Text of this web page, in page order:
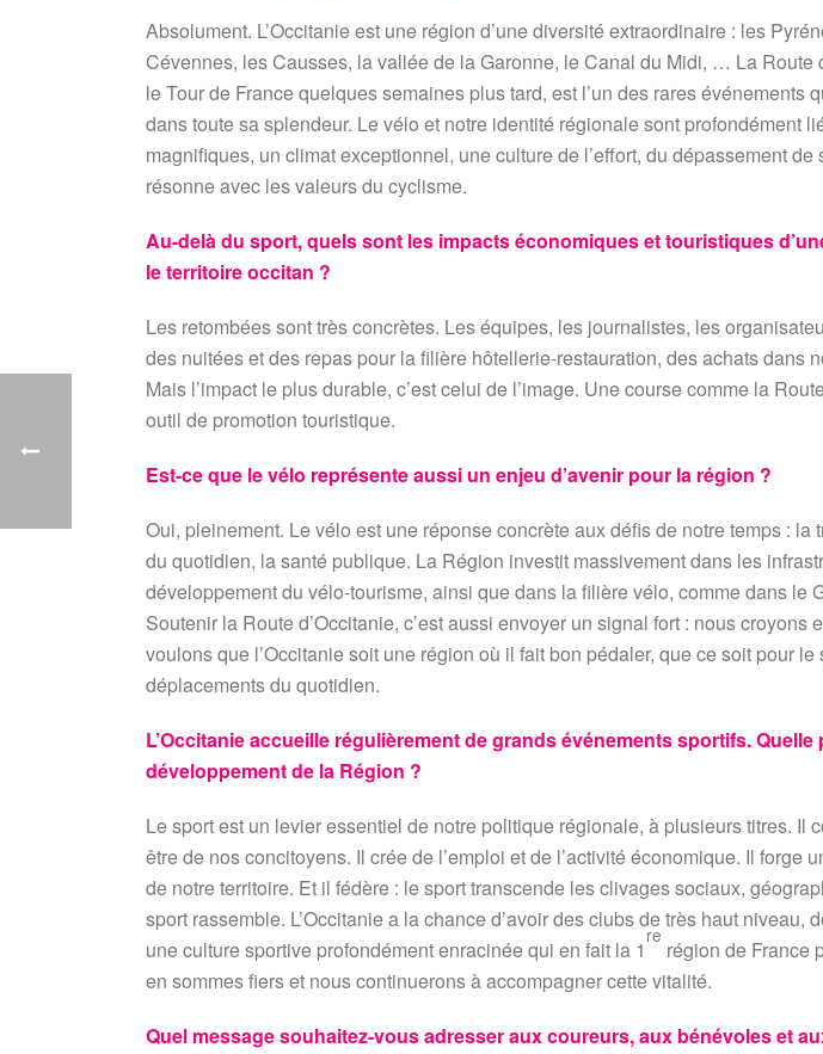
Absolument. L’Occitanie est une région d’une diversité extraordinaire : les
Cévennes, les Causses, la vallée de la Garonne, le Canal du Midi, … La Route
le Tour de France quelques semaines plus tard, est l’un des rares événements
dans toute sa splendeur. Le vélo et notre identité régionale sont profondément
magnifiques, un climat exceptionnel, une culture de l’effort, du dépassement
résonne avec les valeurs du cyclisme.
Au-delà du sport, quels sont les impacts économiques et touristiques
le territoire occitan ?
Les retombées sont très concrètes. Les équipes, les journalistes, les
des nuitées et des repas pour la filière hôtellerie-restauration, des achats dans
Mais l’impact le plus durable, c’est celui de l’image. Une course comme la
outil de promotion touristique.
Est-ce que le vélo représente aussi un enjeu d’avenir pour la région ?
Oui, pleinement. Le vélo est une réponse concrète aux défis de notre temps :
du quotidien, la santé publique. La Région investit massivement dans les
développement du vélo-tourisme, ainsi que dans la filière vélo, comme dans le
Soutenir la Route d’Occitanie, c’est aussi envoyer un signal fort : nous croyons
voulons que l’Occitanie soit une région où il fait bon pédaler, que ce soit pour
déplacements du quotidien.
L’Occitanie accueille régulièrement de grands événements sportifs.
développement de la Région ?
Le sport est un levier essentiel de notre politique régionale, à plusieurs titres. Il
être de nos concitoyens. Il crée de l’emploi et de l’activité économique. Il forge
de notre territoire. Et il fédère : le sport transcende les clivages sociaux,
sport rassemble. L’Occitanie a la chance d’avoir des clubs de très haut niveau,
une culture sportive profondément enracinée qui en fait la 1
re
région de France
en sommes fiers et nous continuerons à accompagner cette vitalité.
Quel message souhaitez-vous adresser aux coureurs, aux bénévoles et